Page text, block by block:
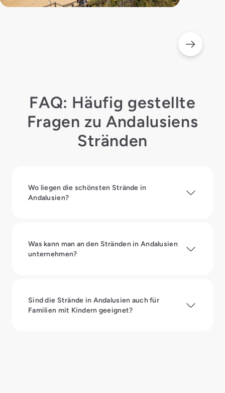
FAQ: Häufig gestellte
Fragen zu Andalusiens
Stränden
Wo liegen die schönsten Strände in
Andalusien?
Was kann man an den Stränden in Andalusien
unternehmen?
Sind die Strände in Andalusien auch für
Familien mit Kindern geeignet?